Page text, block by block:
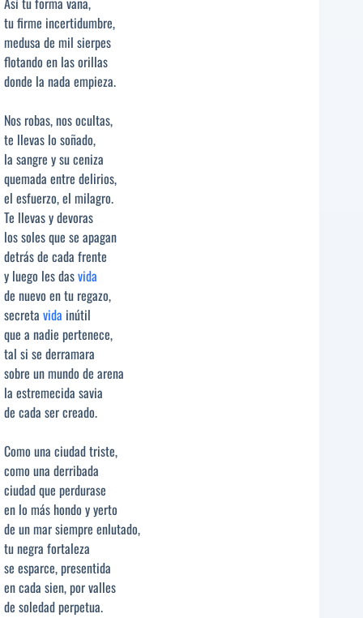
tu firme incertidumbre,
medusa de mil sierpes
flotando en las orillas
donde la nada empieza.
Nos robas, nos ocultas,
te llevas lo soñado,
la sangre y su ceniza
quemada entre delirios,
el esfuerzo, el milagro.
Te llevas y devoras
los soles que se apagan
detrás de cada frente
y luego les dasvida
de nuevo en tu regazo,
secreta vida inútil
que a nadie pertenece,
tal si se derramara
sobre un mundo de arena
la estremecida savia
de cada ser creado.
Como una ciudad triste,
como una derribada
ciudad que perdurase
en lo más hondo y yerto
de un mar siempre enlutado,
tu negra fortaleza
se esparce, presentida
en cada sien, por valles
de soledad perpetua.